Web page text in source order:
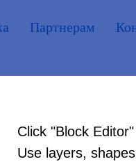
Партнерам
Click "Block
Use layers,